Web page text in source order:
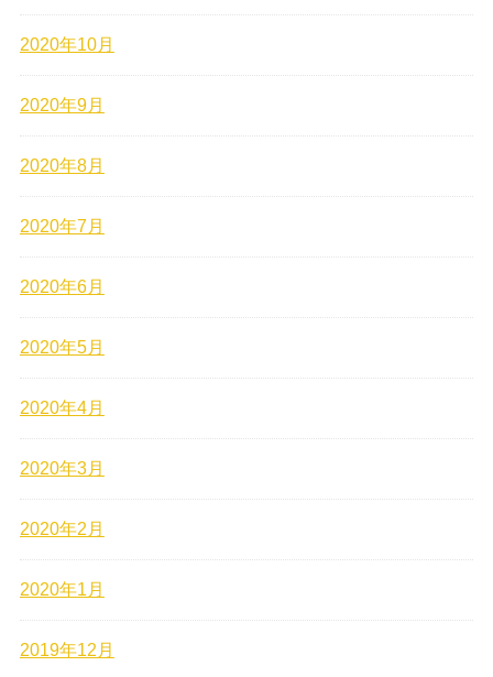
2020年10月
2020年9月
2020年8月
2020年7月
2020年6月
2020年5月
2020年4月
2020年3月
2020年2月
2020年1月
2019年12月